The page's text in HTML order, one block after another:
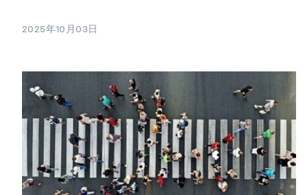
2025年10月03日